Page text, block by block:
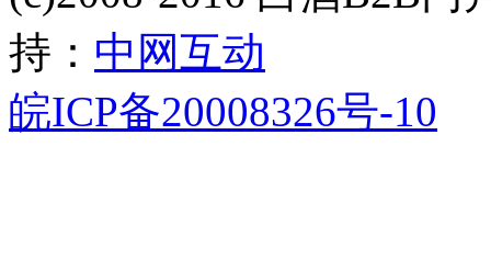
持： 中网互动
皖ICP备20008326号-10